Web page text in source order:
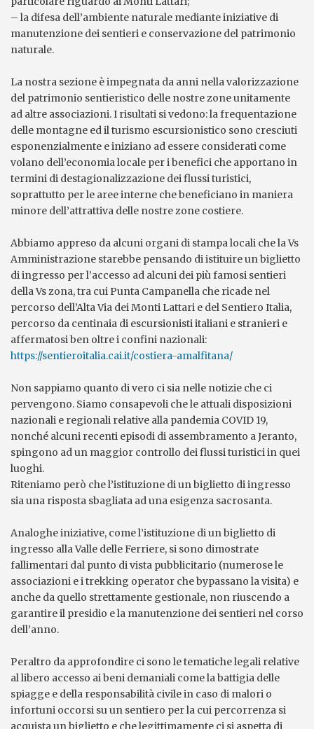
– la difesa dell’ambiente naturale mediante iniziative di
manutenzione dei sentieri e conservazione del patrimonio
naturale.
La nostra sezione è impegnata da anni nella valorizzazione
del patrimonio sentieristico delle nostre zone unitamente
ad altre associazioni. I risultati si vedono: la frequentazione
delle montagne ed il turismo escursionistico sono cresciuti
esponenzialmente e iniziano ad essere considerati come
volano dell’economia locale per i benefici che apportano in
termini di destagionalizzazione dei flussi turistici,
soprattutto per le aree interne che beneficiano in maniera
minore dell’attrattiva delle nostre zone costiere.
Abbiamo appreso da alcuni organi di stampa locali che la Vs
Amministrazione starebbe pensando di istituire un biglietto
di ingresso per l’accesso ad alcuni dei più famosi sentieri
della Vs zona, tra cui Punta Campanella che ricade nel
percorso dell’Alta Via dei Monti Lattari e del Sentiero Italia,
percorso da centinaia di escursionisti italiani e stranieri e
affermatosi ben oltre i confini nazionali:
https://sentieroitalia.cai.it/costiera-amalfitana/
Non sappiamo quanto di vero ci sia nelle notizie che ci
pervengono. Siamo consapevoli che le attuali disposizioni
nazionali e regionali relative alla pandemia COVID 19,
nonché alcuni recenti episodi di assembramento a Jeranto,
spingono ad un maggior controllo dei flussi turistici in quei
luoghi.
Riteniamo però che l’istituzione di un biglietto di ingresso
sia una risposta sbagliata ad una esigenza sacrosanta.
Analoghe iniziative, come l’istituzione di un biglietto di
ingresso alla Valle delle Ferriere, si sono dimostrate
fallimentari dal punto di vista pubblicitario (numerose le
associazioni e i trekking operator che bypassano la visita) e
anche da quello strettamente gestionale, non riuscendo a
garantire il presidio e la manutenzione dei sentieri nel corso
dell’anno.
Peraltro da approfondire ci sono le tematiche legali relative
al libero accesso ai beni demaniali come la battigia delle
spiagge e della responsabilità civile in caso di malori o
infortuni occorsi su un sentiero per la cui percorrenza si
acquista un biglietto e che legittimamente ci si aspetta di